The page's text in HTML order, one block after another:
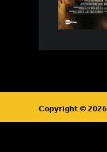
Copyright © 2026